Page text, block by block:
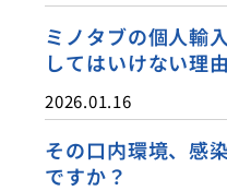
ミノタブの個人輸
してはいけない理由
2026.01.16
その口内環境、感
ですか？